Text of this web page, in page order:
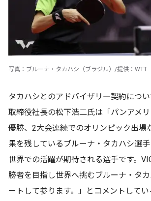
写真：ブルーナ・タカハシ（ブラジル）/提供：WTT
タカハシとのアドバイザリー契約につ
取締役社長の松下浩二氏は「パンアメ
優勝、2大会連続でのオリンピック出場
果を残しているブルーナ・タカハシ選
世界での活躍が期待される選手です。
勝者を目指し世界へ挑むブルーナ・タ
ートして参ります。」とコメントしてい